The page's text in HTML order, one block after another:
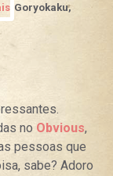
Goryokaku,
no Obvious,
pessoas que
sabe? Adoro